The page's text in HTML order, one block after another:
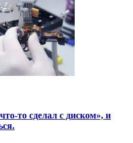
то сделал с диском», и